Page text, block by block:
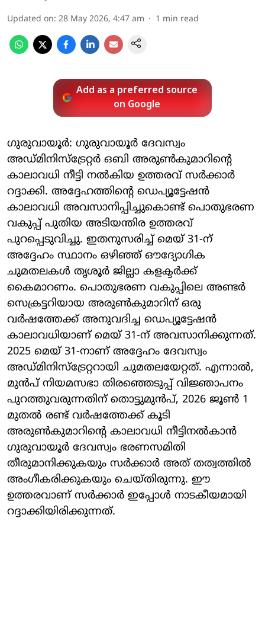
Updated on: 28 May 2026, 4:47 am 1 min read
Add as a preferred source
on Google
ഗുരുവായൂർ: ഗുരുവായൂർ ദേവസ്വം
അഡ്മിനിസ്ട്രേറ്റർ ഒബി അരുൺകുമാറിന്റെ
കാലാവധി നീട്ടി നൽകിയ ഉത്തരവ് സർക്കാർ
റദ്ദാക്കി. അദ്ദേഹത്തിന്റെ ഡെപ്യൂട്ടേഷൻ
കാലാവധി അവസാനിപ്പിച്ചുകൊണ്ട് പൊതുഭരണ
വകുപ്പ് പുതിയ അടിയന്തിര ഉത്തരവ്
പുറപ്പെടുവിച്ചു. ഇതനുസരിച്ച് മെയ് 31-ന്
അദ്ദേഹം സ്ഥാനം ഒഴിഞ്ഞ് ഔദ്യോഗിക
ചുമതലകൾ തൃശൂർ ജില്ലാ കളക്ടർക്ക്
കൈമാറണം. പൊതുഭരണ വകുപ്പിലെ അണ്ടർ
സെക്രട്ടറിയായ അരുൺകുമാറിന് ഒരു
വർഷത്തേക്ക് അനുവദിച്ച ഡെപ്യൂട്ടേഷൻ
കാലാവധിയാണ് മെയ് 31-ന് അവസാനിക്കുന്നത്.
2025 മെയ് 31-നാണ് അദ്ദേഹം ദേവസ്വം
അഡ്മിനിസ്ട്രേറ്ററായി ചുമതലയേറ്റത്. എന്നാൽ,
മുൻപ് നിയമസഭാ തിരഞ്ഞെടുപ്പ് വിജ്ഞാപനം
പുറത്തുവരുന്നതിന് തൊട്ടുമുൻപ്, 2026 ജൂൺ 1
മുതൽ രണ്ട് വർഷത്തേക്ക് കൂടി
അരുൺകുമാറിന്റെ കാലാവധി നീട്ടിനൽകാൻ
ഗുരുവായൂർ ദേവസ്വം ഭരണസമിതി
തീരുമാനിക്കുകയും സർക്കാർ അത് തത്വത്തിൽ
അംഗീകരിക്കുകയും ചെയ്തിരുന്നു. ഈ
ഉത്തരവാണ് സർക്കാർ ഇപ്പോൾ നാടകീയമായി
റദ്ദാക്കിയിരിക്കുന്നത്.